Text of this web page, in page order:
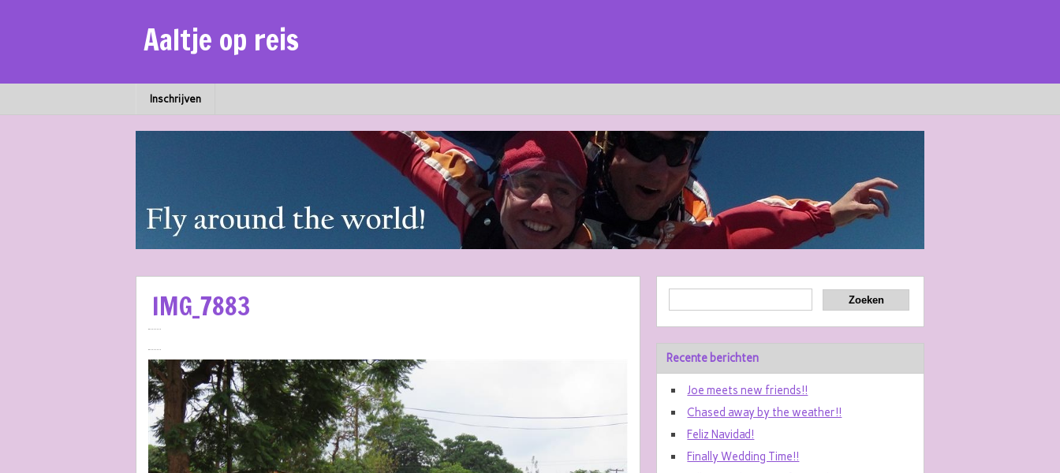
Aaltje op reis
Inschrijven
IMG_7883
Recente berichten
Joe meets new friends!!
Chased away by the weather!!
Feliz Navidad!
Finally Wedding Time!!